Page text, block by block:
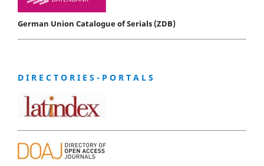
German Union Catalogue of Serials (ZDB)
D I R E C T O R I E S - P O R T A L S